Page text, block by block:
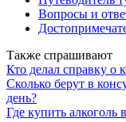
Вопросы и
Также спрашивают
Кто делал справку о
Сколько берут в
день?
Где купить алкоголь